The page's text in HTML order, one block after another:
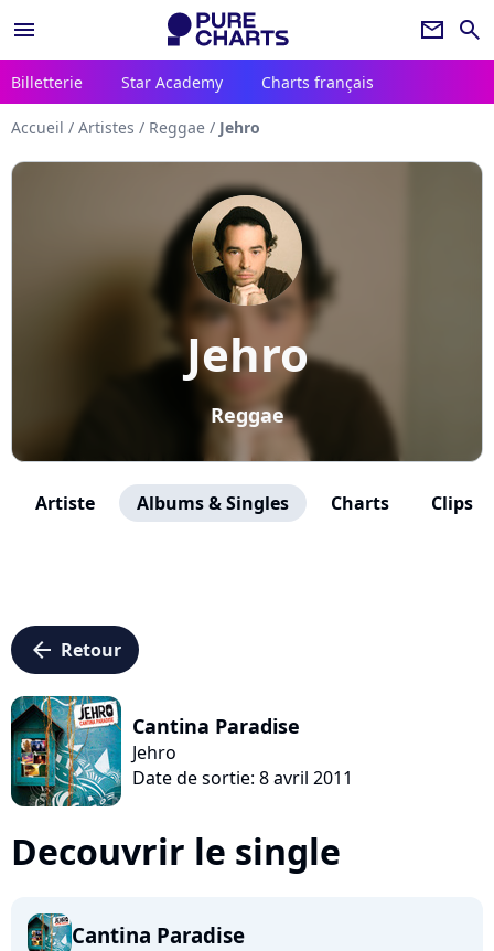
menu newsletter search
Billetterie Star Academy Charts français
Accueil / Artistes / Reggae / Jehro
Jehro
Reggae
Artiste Albums & Singles Charts Clips
arrow_left Retour
Cantina Paradise
Jehro
Date de sortie: 8 avril 2011
Decouvrir le single
Cantina Paradise